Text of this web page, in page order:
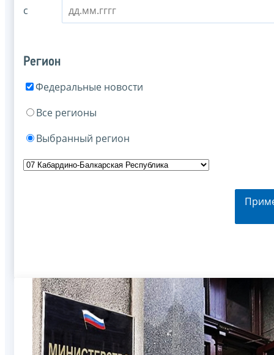
с
Регион
Федеральные новости
Все регионы
Выбранный регион